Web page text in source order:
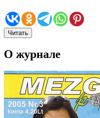
Читать
О журнале